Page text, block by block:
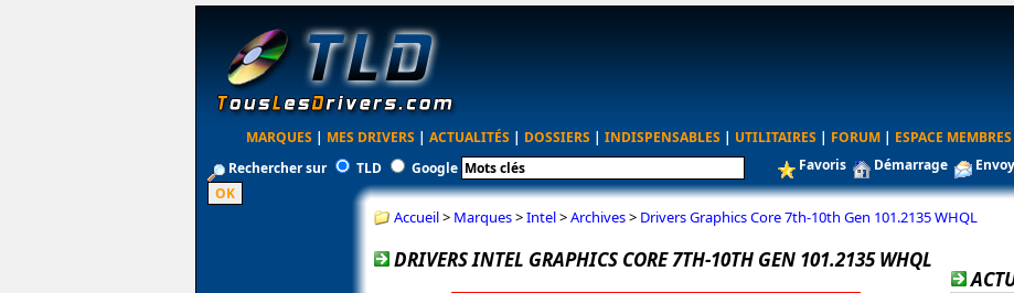
MARQUES | MES DRIVERS | ACTUALITÉS | DOSSIERS | INDISPENSABLES | UTILITAIRES | FORUM | ESPACE MEMBRES
Rechercher sur
TLD Google Favoris Démarrage
Accueil> Marques>Intel>Archives> Drivers Graphics Core 7th-10th Gen 101.2135 WHQL
DRIVERS INTEL GRAPHICS CORE 7TH-10TH GEN 101.2135 WHQL